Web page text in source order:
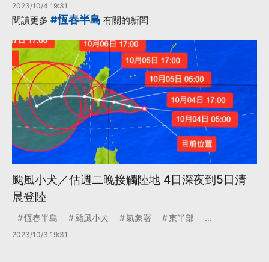
2023/10/4 19:31
閱讀更多 #恆春半島 有關的新聞
颱風小犬／估週二晚接觸陸地 4日深夜到5日清
晨登陸
恆春半島 颱風小犬 氣象署 東半部 ...
2023/10/3 19:31